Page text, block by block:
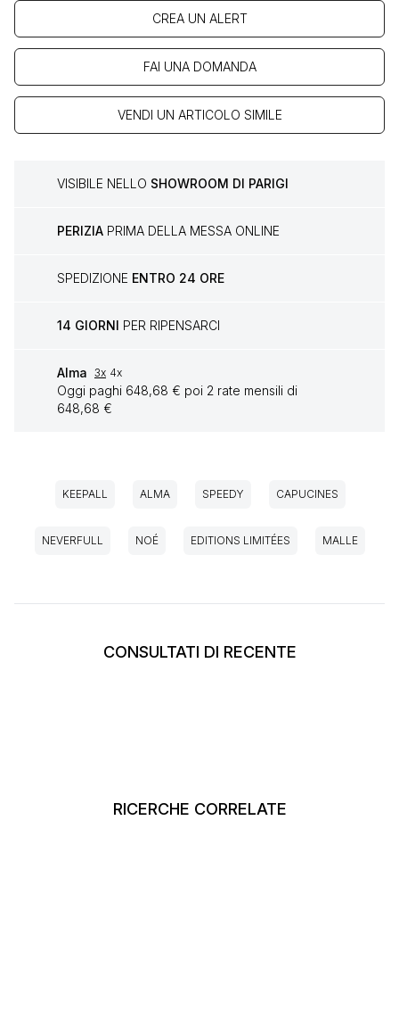
CREA UN ALERT
FAI UNA DOMANDA
VENDI UN ARTICOLO SIMILE
VISIBILE NELLO SHOWROOM DI PARIGI
PERIZIA PRIMA DELLA MESSA ONLINE
SPEDIZIONE ENTRO 24 ORE
14 GIORNI PER RIPENSARCI
Alma 3x 4x
Oggi paghi 648,68 € poi 2 rate mensili di
648,68 €
KEEPALL ALMA SPEEDY CAPUCINES
NEVERFULL NOÉ EDITIONS LIMITÉES MALLE
CONSULTATI DI RECENTE
RICERCHE CORRELATE